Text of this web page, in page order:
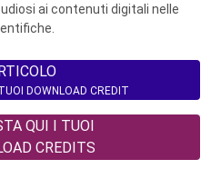
ai contenuti digitali nelle
DOWNLOAD CREDIT
QUI I TUOI
CREDITS